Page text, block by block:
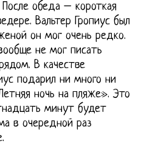
обеда – короткая
Вальтер Гропиус был
он мог очень редко.
не мог писать
В качестве
подарил ни много ни
ночь на пляже». Это
минут будет
в очередной раз